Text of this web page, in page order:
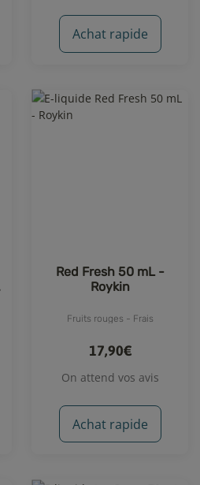
Achat rapide
Red Fresh 50 mL -
Roykin
Fruits rouges - Frais
17,90€
On attend vos avis
Achat rapide